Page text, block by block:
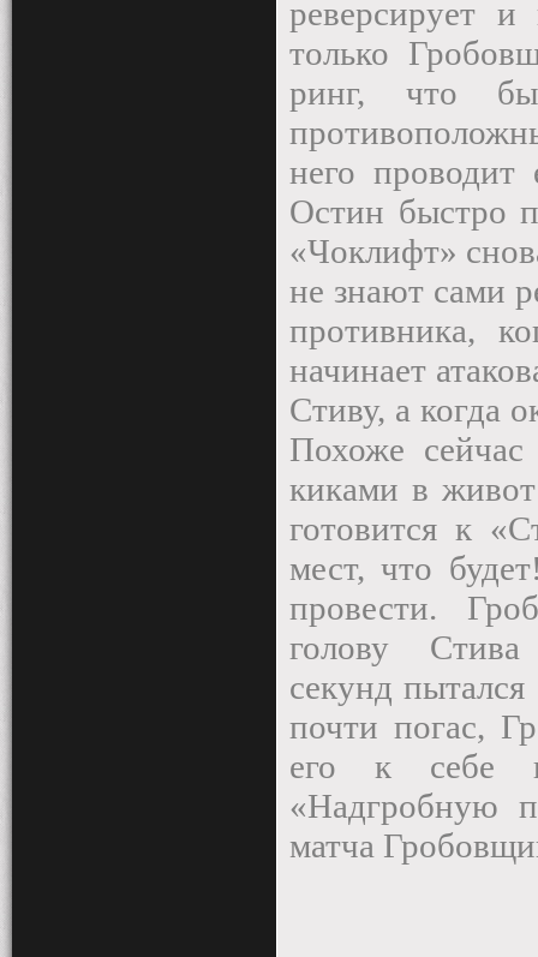
реверсирует
только
ринг, что
него
Остин быстро
«Чоклифт»
не знают сами
противника,
начинает
Стиву, а когда
Похоже
киками в
готовится к
мест, что
провести.
голову
Стива
секунд пытался
почти погас,
его к себе
«Надгробную
матча